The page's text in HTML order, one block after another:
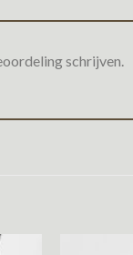
schrijven.